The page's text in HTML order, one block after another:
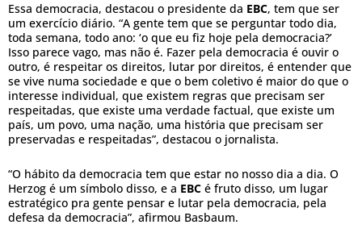
Essa democracia, destacou o presidente da EBC, tem que ser
um exercício diário. “A gente tem que se perguntar todo dia,
toda semana, todo ano: ‘o que eu fiz hoje pela democracia?’
Isso parece vago, mas não é. Fazer pela democracia é ouvir o
outro, é respeitar os direitos, lutar por direitos, é entender que
se vive numa sociedade e que o bem coletivo é maior do que o
interesse individual, que existem regras que precisam ser
respeitadas, que existe uma verdade factual, que existe um
país, um povo, uma nação, uma história que precisam ser
preservadas e respeitadas”, destacou o jornalista.
“O hábito da democracia tem que estar no nosso dia a dia. O
Herzog é um símbolo disso, e a EBC é fruto disso, um lugar
estratégico pra gente pensar e lutar pela democracia, pela
defesa da democracia”, afirmou Basbaum.